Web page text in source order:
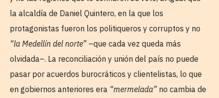
la alcaldía de Daniel Quintero, en la que los
protagonistas fueron los politiqueros y corruptos y no
“la Medellín del norte” –que cada vez queda más
olvidada–. La reconciliación y unión del país no puede
pasar por acuerdos burocráticos y clientelistas, lo que
en gobiernos anteriores era “mermelada” no cambia de